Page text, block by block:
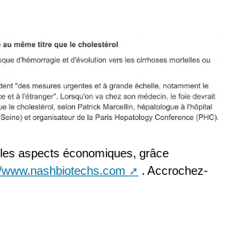
aspects économiques, grâce
www.nashbiotechs.com
. Accrochez-